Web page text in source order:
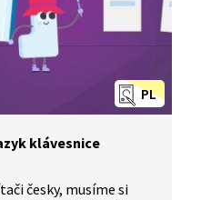
PL
klávesnice
česky, musíme si